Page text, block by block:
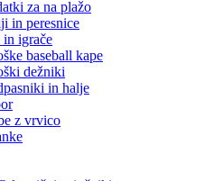
za na plažo
in peresnice
igrače
baseball kape
dežniki
in halje
z vrvico